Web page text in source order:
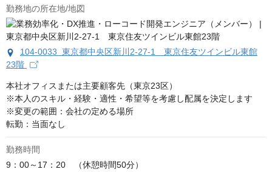
勤務地の所在地/地図
104-0033 東京都中央区新川2-27-1 東京住友ツインビル東館
23階
本社オフィスまたは主要顧客先（東京23区）
※本人のスキル・経験・適性・希望等を考慮し配属を決定します
※変更の範囲：会社の定める場所
転勤：当面なし
勤務時間
9：00～17：20　（休憩時間50分）